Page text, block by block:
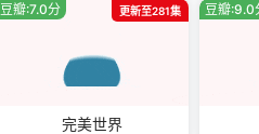
更新至281集
豆瓣:7.0分
完美世界
豆瓣:9.0